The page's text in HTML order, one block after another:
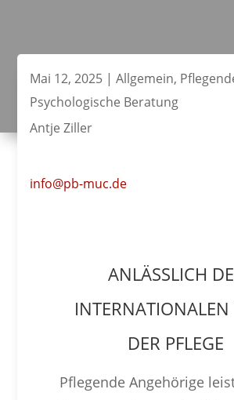
Mai 12, 2025 |Allgemein,
Psychologische Beratung
Antje Ziller
info@pb-muc.de
ANLÄSSLICH
INTERNATIONALEN
DER PFLEGE
Pflegende Angehörige